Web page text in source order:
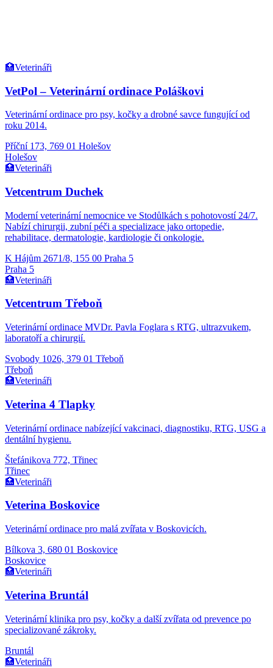
🏥Veterináři
VetPol – Veterinární ordinace Poláškovi
Veterinární ordinace pro psy, kočky a drobné savce fungující od
roku 2014.
Příční 173, 769 01 Holešov
Holešov
🏥Veterináři
Vetcentrum Duchek
Moderní veterinární nemocnice ve Stodůlkách s pohotovostí 24/7.
Nabízí chirurgii, zubní péči a specializace jako ortopedie,
rehabilitace, dermatologie, kardiologie či onkologie.
K Hájům 2671/8, 155 00 Praha 5
Praha 5
🏥Veterináři
Vetcentrum Třeboň
Veterinární ordinace MVDr. Pavla Foglara s RTG, ultrazvukem,
laboratoří a chirurgií.
Svobody 1026, 379 01 Třeboň
Třeboň
🏥Veterináři
Veterina 4 Tlapky
Veterinární ordinace nabízející vakcinaci, diagnostiku, RTG, USG a
dentální hygienu.
Štefánikova 772, Třinec
Třinec
🏥Veterináři
Veterina Boskovice
Veterinární ordinace pro malá zvířata v Boskovicích.
Bílkova 3, 680 01 Boskovice
Boskovice
🏥Veterináři
Veterina Bruntál
Veterinární klinika pro psy, kočky a další zvířata od prevence po
specializované zákroky.
Bruntál
🏥Veterináři